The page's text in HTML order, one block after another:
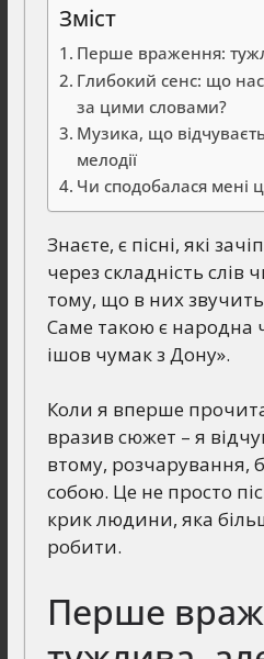
Зміст
Перше враження:
Глибокий сенс: що
за цими словами?
Музика, що
мелодії
Чи сподобалася мені
Знаєте, є пісні, які
через складність слів
тому, що в них
Саме такою є народна
ішов чумак з Дону».
Коли я вперше
вразив сюжет – я
втому, розчарування,
собою. Це не просто
крик людини, яка
робити.
Перше